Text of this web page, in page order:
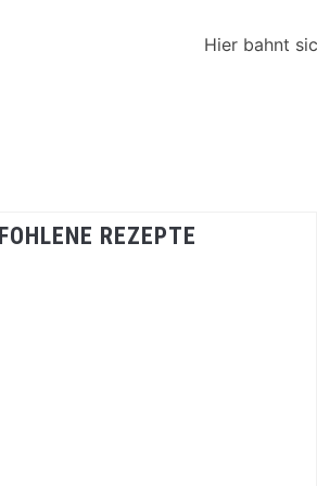
Hier bahnt
REZEPTE